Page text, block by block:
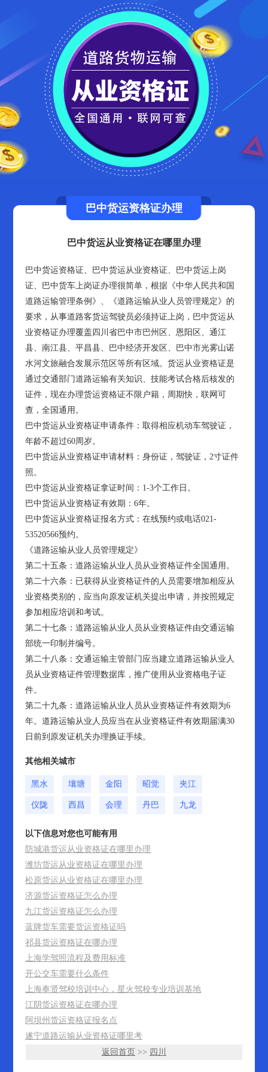
巴中货运资格证办理
巴中货运从业资格证在哪里办理
巴中货运资格证、巴中货运从业资格证、巴中货运上岗
证、巴中货车上岗证办理很简单，根据《中华人民共和国
道路运输管理条例》、《道路运输从业人员管理规定》的
要求，从事道路客货运驾驶员必须持证上岗，巴中货运从
业资格证办理覆盖四川省巴中市巴州区、恩阳区、通江
县、南江县、平昌县、巴中经济开发区、巴中市光雾山诺
水河文旅融合发展示范区等所有区域。货运从业资格证是
通过交通部门道路运输有关知识、技能考试合格后核发的
证件，现在办理货运资格证不限户籍，周期快，联网可
查，全国通用。
巴中货运从业资格证申请条件：取得相应机动车驾驶证，
年龄不超过60周岁。
巴中货运从业资格证申请材料：身份证，驾驶证，2寸证件
照。
巴中货运从业资格证拿证时间：1-3个工作日。
巴中货运从业资格证有效期：6年。
巴中货运从业资格证报名方式：在线预约或电话021-
53520566预约。
《道路运输从业人员管理规定》
第二十五条：道路运输从业人员从业资格证件全国通用。
第二十六条：已获得从业资格证件的人员需要增加相应从
业资格类别的，应当向原发证机关提出申请，并按照规定
参加相应培训和考试。
第二十七条：道路运输从业人员从业资格证件由交通运输
部统一印制并编号。
第二十八条：交通运输主管部门应当建立道路运输从业人
员从业资格证件管理数据库，推广使用从业资格电子证
件。
第二十九条：道路运输从业人员从业资格证件有效期为6
年。道路运输从业人员应当在从业资格证件有效期届满30
日前到原发证机关办理换证手续。
其他相关城市
黑水 壤塘 金阳 昭觉 夹江
仪陇 西昌 会理 丹巴 九龙
以下信息对您也可能有用
防城港货运从业资格证在哪里办理
潍坊货运从业资格证在哪里办理
松原货运从业资格证在哪里办理
济源货运资格证怎么办理
九江货运资格证怎么办理
蓝牌货车需要货运资格证吗
祁县货运资格证在哪办理
上海学驾照流程及费用标准
开公交车需要什么条件
上海奉贤驾校培训中心，星火驾校专业培训基地
江阴货运资格证在哪办理
阿坝州货运资格证报名点
遂宁道路运输从业资格证哪里考
返回首页 >> 四川